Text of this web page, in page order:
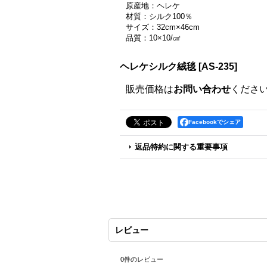
原産地：ヘレケ
材質：シルク100％
サイズ：32cm×46cm
品質：10×10/㎠
ヘレケシルク絨毯 [AS-235]
販売価格はお問い合わせ ください
Facebookでシェア
返品特約に関する重要事項
レビュー
0件のレビュー